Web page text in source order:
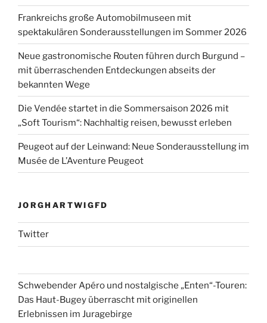
Frankreichs große Automobilmuseen mit
spektakulären Sonderausstellungen im Sommer 2026
Neue gastronomische Routen führen durch Burgund –
mit überraschenden Entdeckungen abseits der
bekannten Wege
Die Vendée startet in die Sommersaison 2026 mit
„Soft Tourism“: Nachhaltig reisen, bewusst erleben
Peugeot auf der Leinwand: Neue Sonderausstellung im
Musée de L’Aventure Peugeot
JORGHARTWIGFD
Twitter
Schwebender Apéro und nostalgische „Enten“-Touren:
Das Haut-Bugey überrascht mit originellen
Erlebnissen im Juragebirge